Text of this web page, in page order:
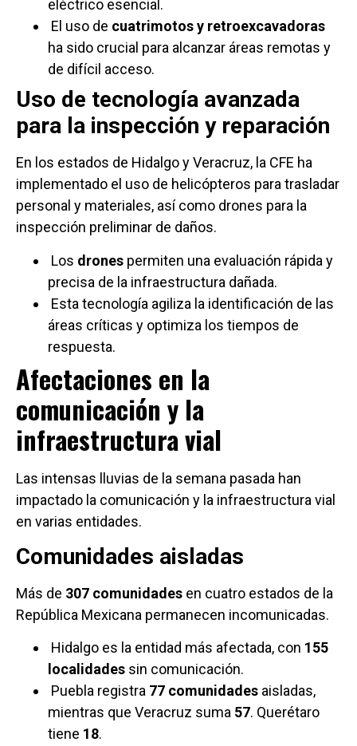
eléctrico esencial.
El uso de cuatrimotos y retroexcavadoras
ha sido crucial para alcanzar áreas remotas y
de difícil acceso.
Uso de tecnología avanzada
para la inspección y reparación
En los estados de Hidalgo y Veracruz, la CFE ha
implementado el uso de helicópteros para trasladar
personal y materiales, así como drones para la
inspección preliminar de daños.
Los drones permiten una evaluación rápida y
precisa de la infraestructura dañada.
Esta tecnología agiliza la identificación de las
áreas críticas y optimiza los tiempos de
respuesta.
Afectaciones en la
comunicación y la
infraestructura vial
Las intensas lluvias de la semana pasada han
impactado la comunicación y la infraestructura vial
en varias entidades.
Comunidades aisladas
Más de 307 comunidades en cuatro estados de la
República Mexicana permanecen incomunicadas.
Hidalgo es la entidad más afectada, con 155
localidades sin comunicación.
Puebla registra 77 comunidades aisladas,
mientras que Veracruz suma 57. Querétaro
tiene 18.